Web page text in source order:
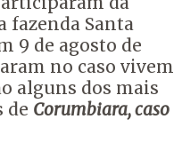
fazenda Santa
9 de agosto de
no caso vivem
alguns dos mais
de Corumbiara, caso